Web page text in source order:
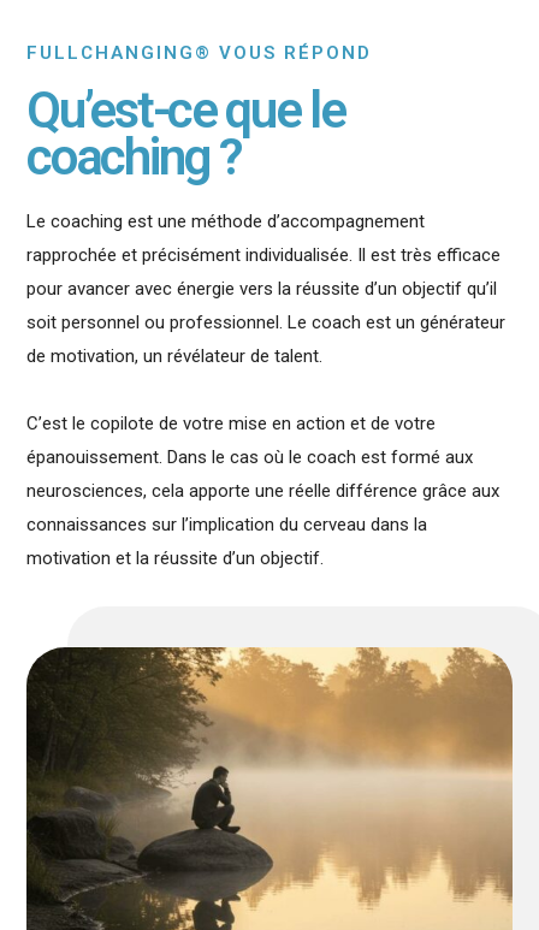
FULLCHANGING® VOUS RÉPOND
Qu’est-ce que le
coaching ?
Le coaching est une méthode d’accompagnement
rapprochée et précisément individualisée. Il est très efficace
pour avancer avec énergie vers la réussite d’un objectif qu’il
soit personnel ou professionnel. Le coach est un générateur
de motivation, un révélateur de talent.
C’est le copilote de votre mise en action et de votre
épanouissement. Dans le cas où le coach est formé aux
neurosciences, cela apporte une réelle différence grâce aux
connaissances sur l’implication du cerveau dans la
motivation et la réussite d’un objectif.